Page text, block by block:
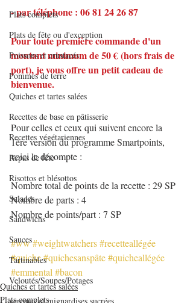
Plats complets
Plats de fête ou d'exception
Poissons et crustacés
Pommes de terre
Quiches et tartes salées
Recettes de base en pâtisserie
Recettes végétariennes
Repas de fête
Risottos et blésottos
Salades
Sandwichs
Sauces
Tartinables
Veloutés/Soupes/Potages
verrines et mignardises sucrées
- par téléphone : 06 81 24 26 87
Pour toute première commande d'un
montant minimum de 50 € (hors frais de
port), je vous offre un petit cadeau de
bienvenue.
Pour celles et ceux qui suivent encore la
1ère version du programme Smartpoints,
voici le décompte :
Nombre total de points de la recette : 29 SP
Nombre de parts : 4
Nombre de points/part : 7 SP
#ww#weightwatchers#recetteallégée
#quiche#quichesanspâte#quicheallégée
#emmental #bacon
Quiches et tartes salées
Plats complets